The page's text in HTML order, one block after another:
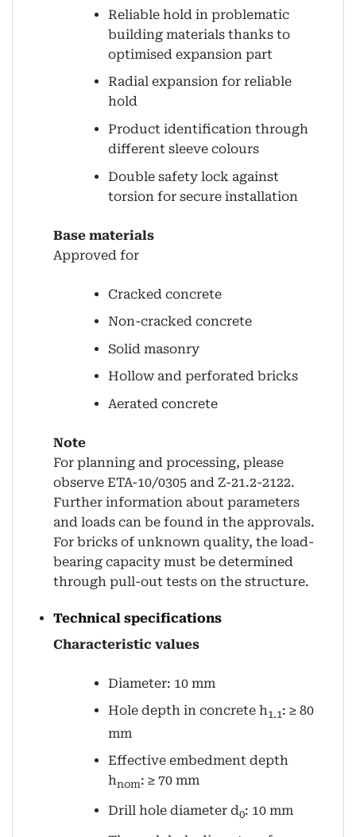
Reliable hold in problematic
building materials thanks to
optimised expansion part
Radial expansion for reliable
hold
Product identification through
different sleeve colours
Double safety lock against
torsion for secure installation
Base materials
Approved for
Cracked concrete
Non-cracked concrete
Solid masonry
Hollow and perforated bricks
Aerated concrete
Note
For planning and processing, please
observe ETA-10/0305 and Z-21.2-2122.
Further information about parameters
and loads can be found in the approvals.
For bricks of unknown quality, the load-
bearing capacity must be determined
through pull-out tests on the structure.
Technical specifications
Characteristic values
Diameter: 10 mm
Hole depth in concrete h1.1: ≥ 80
mm
Effective embedment depth
hnom: ≥ 70 mm
Drill hole diameter d0: 10 mm